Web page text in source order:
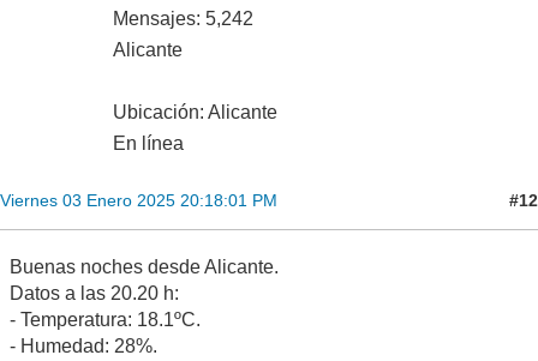
Mensajes: 5,242
Alicante
Ubicación: Alicante
En línea
Viernes 03 Enero 2025 20:18:01 PM #12
Buenas noches desde Alicante.
Datos a las 20.20 h:
- Temperatura: 18.1ºC.
- Humedad: 28%.